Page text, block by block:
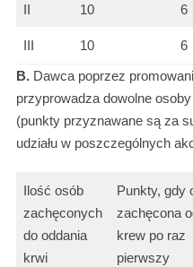
II 10 6
III 10
6
B.Dawca poprzez
przyprowadza dowolne
(punkty przyznawane są za
udziału w poszczególnych
Ilość osób
zachęconych
do oddania
krwi
Punkty, gdy
zachęcona
krew po raz
pierwszy